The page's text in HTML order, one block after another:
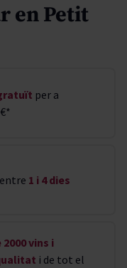
en Petit
per a
1 i 4 dies
vins i
i de tot el